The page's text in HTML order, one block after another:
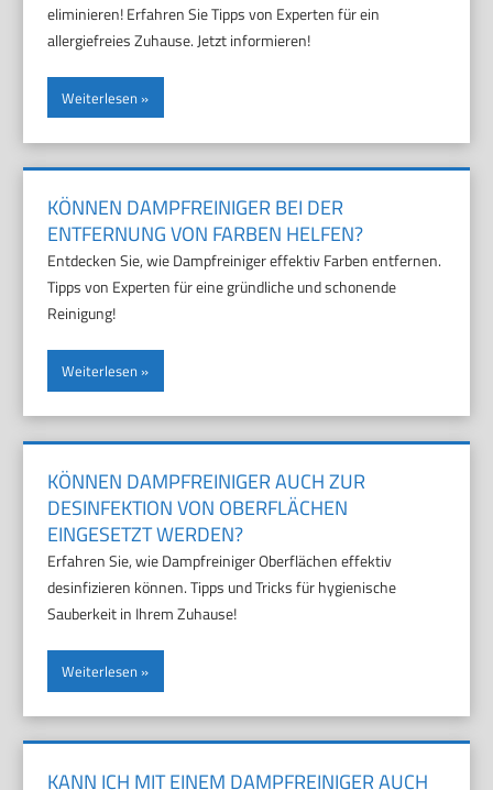
eliminieren! Erfahren Sie Tipps von Experten für ein
allergiefreies Zuhause. Jetzt informieren!
Weiterlesen
KÖNNEN DAMPFREINIGER BEI DER
ENTFERNUNG VON FARBEN HELFEN?
Entdecken Sie, wie Dampfreiniger effektiv Farben entfernen.
Tipps von Experten für eine gründliche und schonende
Reinigung!
Weiterlesen
KÖNNEN DAMPFREINIGER AUCH ZUR
DESINFEKTION VON OBERFLÄCHEN
EINGESETZT WERDEN?
Erfahren Sie, wie Dampfreiniger Oberflächen effektiv
desinfizieren können. Tipps und Tricks für hygienische
Sauberkeit in Ihrem Zuhause!
Weiterlesen
KANN ICH MIT EINEM DAMPFREINIGER AUCH